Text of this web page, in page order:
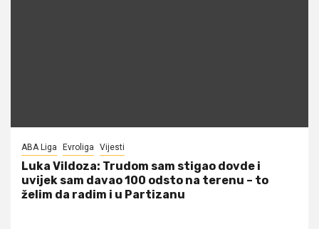
ABA Liga Evroliga Vijesti
Luka Vildoza: Trudom sam stigao dovde i
uvijek sam davao 100 odsto na terenu – to
želim da radim i u Partizanu